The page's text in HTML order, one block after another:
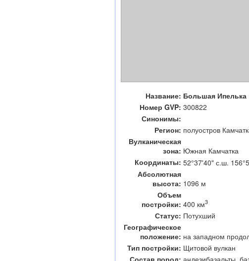
Название: Большая Ипелька
Номер GVP: 300822
Синонимы:
Регион: полуостров
Вулканическая
зона: Южная Камчатка
Координаты: 52°37'40" с.ш.
Абсолютная
высота: 1096 м
Объем
постройки: 400 км3
Статус: Потухший
Географическое
положение: на западном
Тип постройки: Щитовой вулкан
Состав пород: андезибазальты,